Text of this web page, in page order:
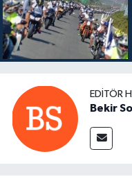
EDITÖR
Bekir